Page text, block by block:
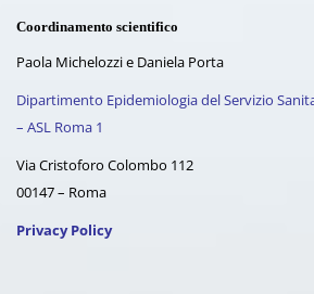
Coordinamento scientifico
Paola Michelozzi e Daniela Porta
Dipartimento Epidemiologia del Servizio
– ASL Roma 1
Via Cristoforo Colombo 112
00147 – Roma
Privacy Policy